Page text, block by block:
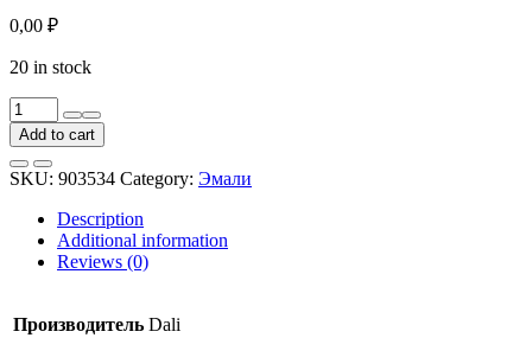
0,00 ₽
20 in stock
Грунт-
эмаль
по
ржавчине
Dali
гладкая
5002
ультрамарин
Add to cart
SKU: 903534 Category: Эмали
Description
Additional information
Reviews (0)
Производитель Dali